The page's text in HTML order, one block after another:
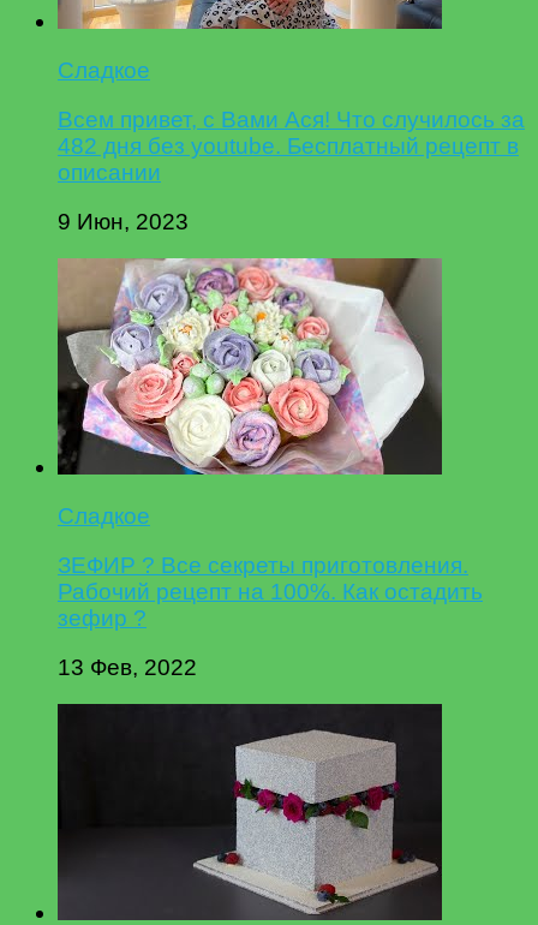
Сладкое
Всем привет, с Вами Ася! Что случилось за
482 дня без youtube. Бесплатный рецепт в
описании
9 Июн, 2023
Сладкое
ЗЕФИР ? Все секреты приготовления.
Рабочий рецепт на 100%. Как остадить
зефир ?
13 Фев, 2022